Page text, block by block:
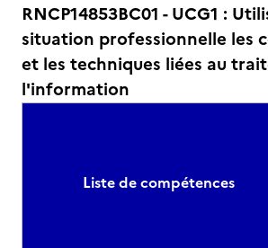
RNCP14853BC01 - UCG1 :
situation professionnelle les
et les techniques liées au
l'information
Liste de compétences